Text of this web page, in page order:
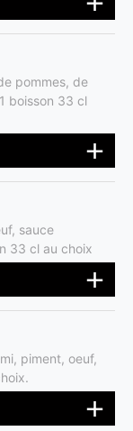
pommes, de
boisson 33 cl
sauce
33 cl au choix
piment, oeuf,